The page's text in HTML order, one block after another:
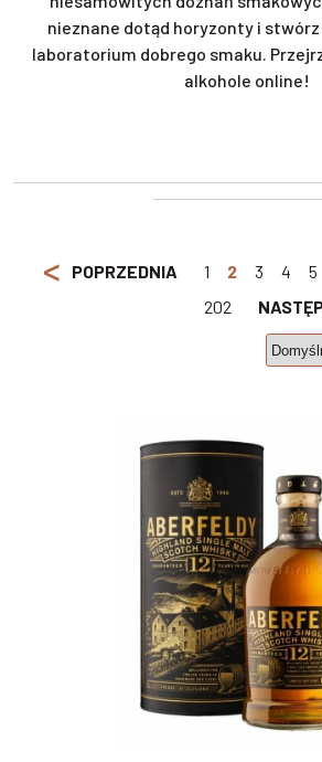
nieznane dotąd horyzonty i
laboratorium dobrego smaku.
alkohole online!
< POPRZEDNIA 1 2 3 4 5
202